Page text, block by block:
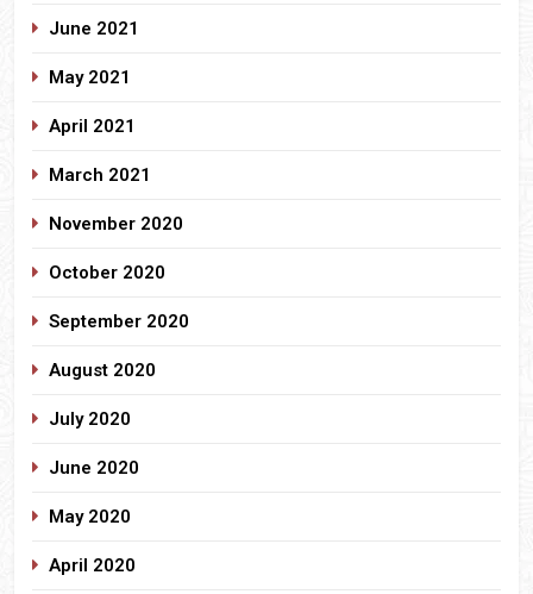
June 2021
May 2021
April 2021
March 2021
November 2020
October 2020
September 2020
August 2020
July 2020
June 2020
May 2020
April 2020